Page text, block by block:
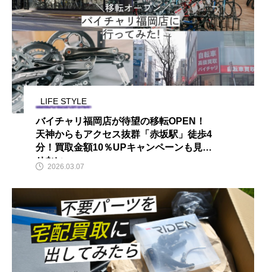
LIFE STYLE
バイチャリ福岡店が待望の移転OPEN！
天神からもアクセス抜群「赤坂駅」徒歩4
分！買取金額10％UPキャンペーンも見逃
せない
2026.03.07